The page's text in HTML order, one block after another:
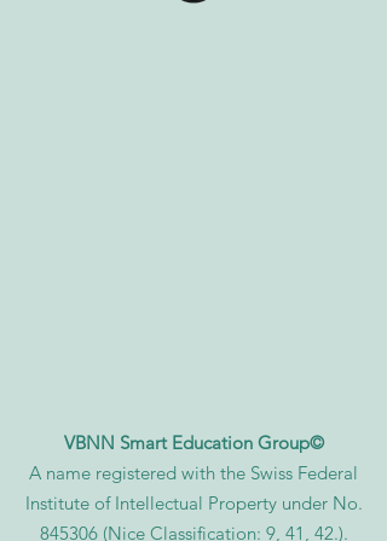
VBNN Smart Education Group©
A name registered with the Swiss Federal
Institute of Intellectual Property under No.
845306 (Nice Classification: 9, 41, 42.).